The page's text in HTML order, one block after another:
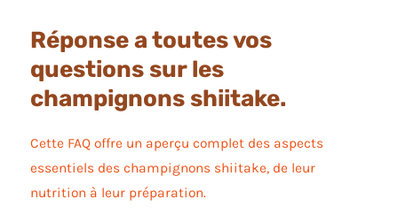
Réponse a toutes vos
questions sur les
champignons shiitake.
Cette FAQ offre un aperçu complet des aspects
essentiels des champignons shiitake, de leur
nutrition à leur préparation.